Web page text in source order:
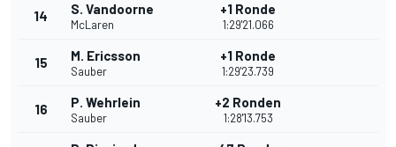
14 S. Vandoorne
McLaren
+1 Ronde
1:29'21.066
15 M. Ericsson
Sauber
+1 Ronde
1:29'23.739
16 P. Wehrlein
Sauber
+2 Ronden
1:28'13.753